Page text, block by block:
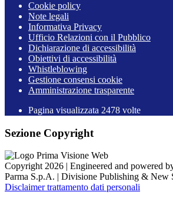
Cookie policy
Note legali
Informativa Privacy
Ufficio Relazioni con il Pubblico
Dichiarazione di accessibilità
Obiettivi di accessibilità
Whistleblowing
Gestione consensi cookie
Amministrazione trasparente
Pagina visualizzata 2478 volte
Sezione Copyright
Copyright 2026 | Engineered and powered
Parma S.p.A. | Divisione Publishing & New
Disclaimer trattamento dati personali